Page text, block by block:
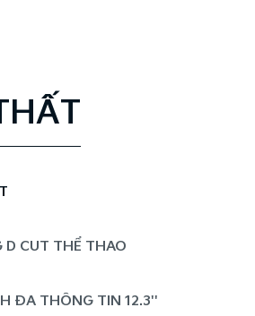
D CUT THỂ THAO
ĐA THÔNG TIN 12.3''